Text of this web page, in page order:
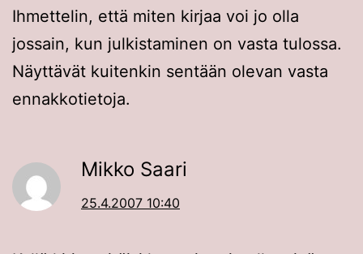
Ihmettelin, että miten kirjaa voi jo olla
jossain, kun julkistaminen on vasta tulossa.
Näyttävät kuitenkin sentään olevan vasta
ennakkotietoja.
Mikko Saari
25.4.2007 10:40